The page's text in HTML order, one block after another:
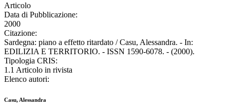
Articolo
Data di Pubblicazione:
2000
Citazione:
Sardegna: piano a effetto ritardato / Casu, Alessandra. - In:
EDILIZIA E TERRITORIO. - ISSN 1590-6078. - (2000).
Tipologia CRIS:
1.1 Articolo in rivista
Elenco autori:
Casu, Alessandra